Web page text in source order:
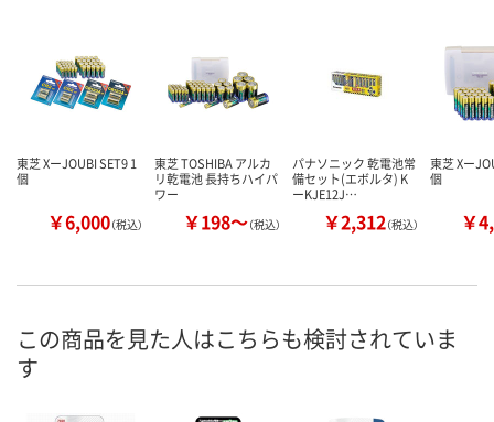
東芝 XーJOUBI SET9 1
個
￥6,000（税込）
東芝 TOSHIBA アルカ
リ乾電池 長持ちハイパ
ワー
￥198～（税込）
パナソニック 乾電池常
備セット(エボルタ) K
ーKJE12J…
￥2,312（税込）
東芝 Xー
個
￥
この商品を見た人はこちらも検討されていま
す